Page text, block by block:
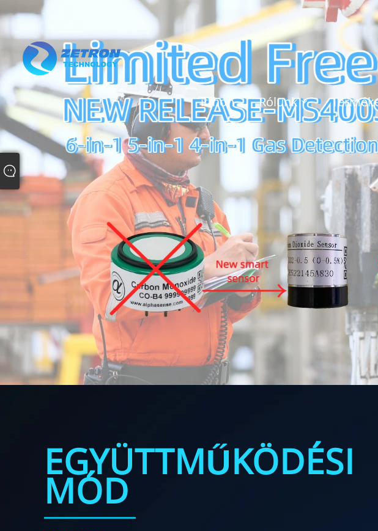
itthon Rólunk
EGYÜTTMŰKÖDÉSI
MÓD